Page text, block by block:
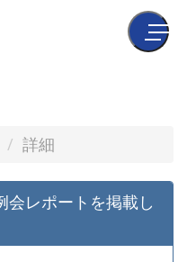
詳細
会レポートを掲載し